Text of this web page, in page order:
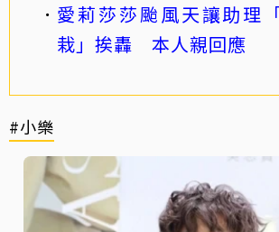
愛莉莎莎颱風天讓助理
栽」挨轟 本人親回應
#小樂